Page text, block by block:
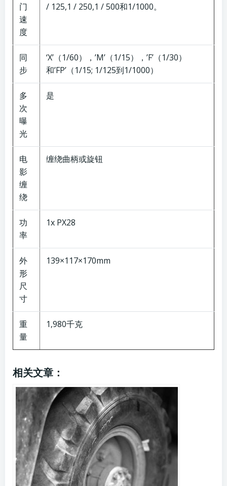
门
速
度
/ 125,1 / 250,1 / 500和1/1000。
同
步
‘X’（1/60），’M’（1/15），’F’（1/30）
和’FP’（1/15; 1/125到1/1000）
多
次
曝
光
是
电
影
缠
绕
缠绕曲柄或旋钮
功
率
1x PX28
外
形
尺
寸
139×117×170mm
重
量
1,980千克
相关文章：